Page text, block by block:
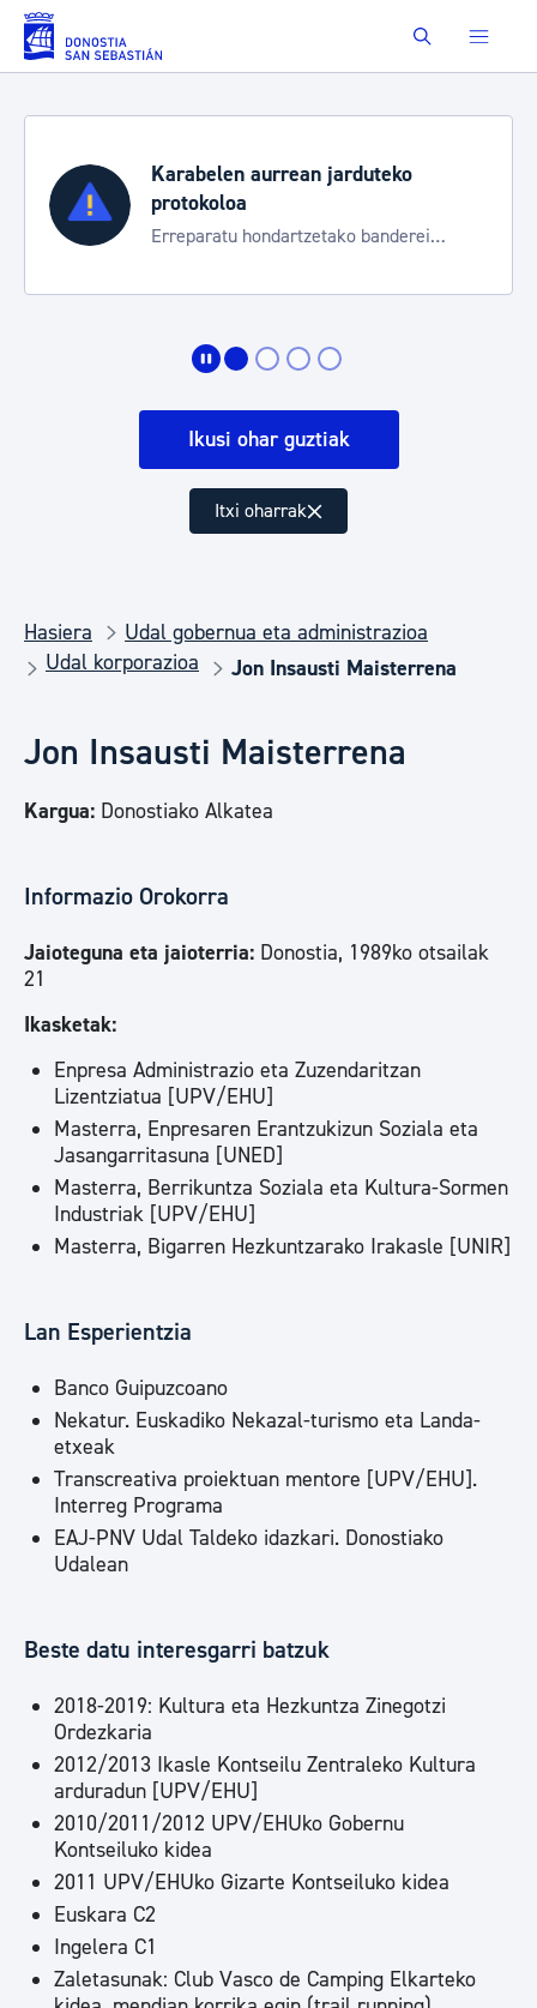
Eduki nagusira joan Buscar
Karabelen aurrean jarduteko
protokoloa
Erreparatu hondartzetako banderei
Ikusi ohar guztiak
Itxi oharrak
Hasiera
Udal gobernua eta administrazioa
Udal korporazioa
Jon Insausti Maisterrena
Jon Insausti Maisterrena
Kargua: Donostiako Alkatea
Informazio Orokorra
Jaioteguna eta jaioterria: Donostia, 1989ko otsailak
21
Ikasketak:
Enpresa Administrazio eta Zuzendaritzan
Lizentziatua [UPV/EHU]
Masterra, Enpresaren Erantzukizun Soziala eta
Jasangarritasuna [UNED]
Masterra, Berrikuntza Soziala eta Kultura-Sormen
Industriak [UPV/EHU]
Masterra, Bigarren Hezkuntzarako Irakasle [UNIR]
Lan Esperientzia
Banco Guipuzcoano
Nekatur. Euskadiko Nekazal-turismo eta Landa-
etxeak
Transcreativa proiektuan mentore [UPV/EHU].
Interreg Programa
EAJ-PNV Udal Taldeko idazkari. Donostiako
Udalean
Beste datu interesgarri batzuk
2018-2019: Kultura eta Hezkuntza Zinegotzi
Ordezkaria
2012/2013 Ikasle Kontseilu Zentraleko Kultura
arduradun [UPV/EHU]
2010/2011/2012 UPV/EHUko Gobernu
Kontseiluko kidea
2011 UPV/EHUko Gizarte Kontseiluko kidea
Euskara C2
Ingelera C1
Zaletasunak: Club Vasco de Camping Elkarteko